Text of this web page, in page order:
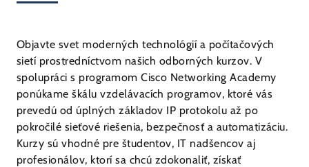
Objavte svet moderných technológií a počítačových
sietí prostredníctvom našich odborných kurzov. V
spolupráci s programom Cisco Networking Academy
ponúkame škálu vzdelávacích programov, ktoré vás
prevedú od úplných základov IP protokolu až po
pokročilé sieťové riešenia, bezpečnosť a automatizáciu.
Kurzy sú vhodné pre študentov, IT nadšencov aj
profesionálov, ktorí sa chcú zdokonaliť, získať